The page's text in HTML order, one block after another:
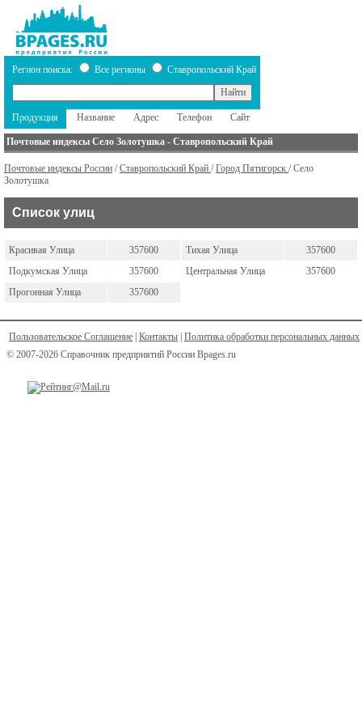
Регион поиска: Все регионы Ставропольский Край
Продукция Название Адрес Телефон Сайт
Почтовые индексы Село Золотушка - Ставропольский Край
Почтовые индексы России /Ставропольский Край /Город Пятигорск / Село
Золотушка
Список улиц
Красивая Улица
357600
Подкумская Улица
357600
Прогонная Улица
357600
Тихая Улица
357600
Центральная Улица
357600
Пользовательское Соглашение | Контакты | Политика обработки персональных данных
© 2007-2026 Справочник предприятий России Bpages.ru